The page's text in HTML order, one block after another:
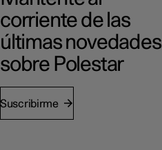
corriente de las
últimas novedades
sobre Polestar
Suscribirme